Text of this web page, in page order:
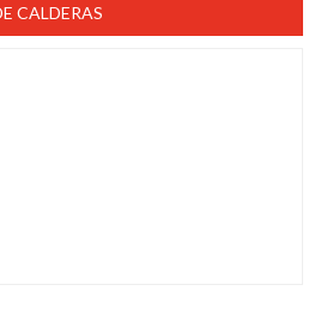
CALDERAS